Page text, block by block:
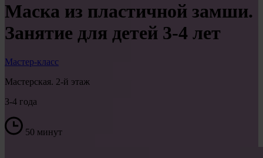
Маска из пластичной замши.
Занятие для детей 3-4 лет
Мастер-класс
Мастерская. 2-й этаж
3-4 года
50 минут